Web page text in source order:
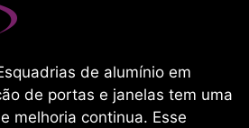
de alumínio em
de portas e janelas tem uma
melhoria continua. Esse